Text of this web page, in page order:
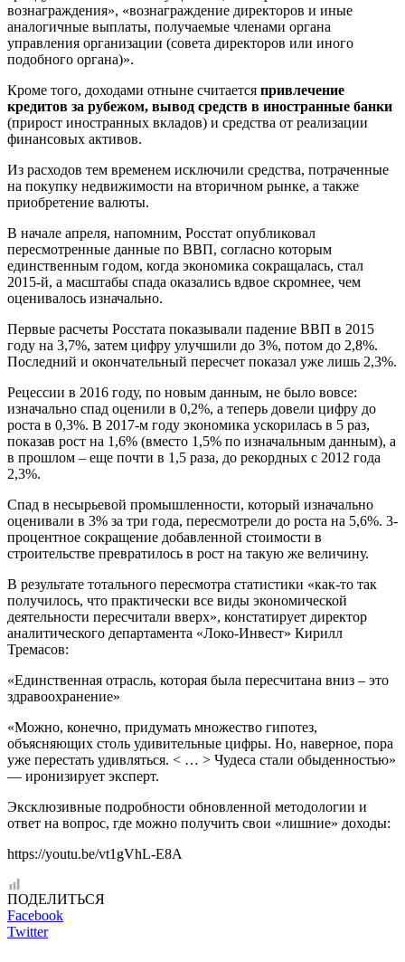
вознаграждения», «вознаграждение директоров и иные
аналогичные выплаты, получаемые членами органа
управления организации (совета директоров или иного
подобного органа)».
Кроме того, доходами отныне считается привлечение
кредитов за рубежом, вывод средств в иностранные банки
(прирост иностранных вкладов) и средства от реализации
финансовых активов.
Из расходов тем временем исключили средства, потраченные
на покупку недвижимости на вторичном рынке, а также
приобретение валюты.
В начале апреля, напомним, Росстат опубликовал
пересмотренные данные по ВВП, согласно которым
единственным годом, когда экономика сокращалась, стал
2015-й, а масштабы спада оказались вдвое скромнее, чем
оценивалось изначально.
Первые расчеты Росстата показывали падение ВВП в 2015
году на 3,7%, затем цифру улучшили до 3%, потом до 2,8%.
Последний и окончательный пересчет показал уже лишь 2,3%.
Рецессии в 2016 году, по новым данным, не было вовсе:
изначально спад оценили в 0,2%, а теперь довели цифру до
роста в 0,3%. В 2017-м году экономика ускорилась в 5 раз,
показав рост на 1,6% (вместо 1,5% по изначальным данным), а
в прошлом – еще почти в 1,5 раза, до рекордных с 2012 года
2,3%.
Спад в несырьевой промышленности, который изначально
оценивали в 3% за три года, пересмотрели до роста на 5,6%. 3-
процентное сокращение добавленной стоимости в
строительстве превратилось в рост на такую же величину.
В результате тотального пересмотра статистики «как-то так
получилось, что практически все виды экономической
деятельности пересчитали вверх», констатирует директор
аналитического департамента «Локо-Инвест» Кирилл
Тремасов:
«Единственная отрасль, которая была пересчитана вниз – это
здравоохранение»
«Можно, конечно, придумать множество гипотез,
объясняющих столь удивительные цифры. Но, наверное, пора
уже перестать удивляться. < … > Чудеса стали обыденностью»
— иронизирует эксперт.
Эксклюзивные подробности обновленной методологии и
ответ на вопрос, где можно получить свои «лишние» доходы:
https://youtu.be/vt1gVhL-E8A
ПОДЕЛИТЬСЯ
Facebook
Twitter